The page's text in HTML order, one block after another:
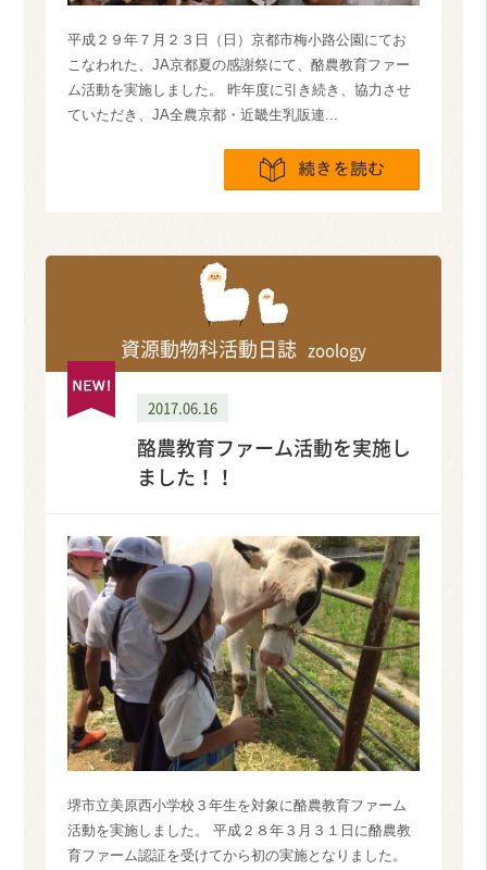
平成２９年７月２３日（日）京都市梅小路公園にてお
こなわれた、JA京都夏の感謝祭にて、酪農教育ファー
ム活動を実施しました。 昨年度に引き続き、協力させ
ていただき、JA全農京都・近畿生乳販連...
資源動物科活動日誌 zoology
2017.06.16
酪農教育ファーム活動を実施し
ました！！
堺市立美原西小学校３年生を対象に酪農教育ファーム
活動を実施しました。 平成２８年３月３１日に酪農教
育ファーム認証を受けてから初の実施となりました。